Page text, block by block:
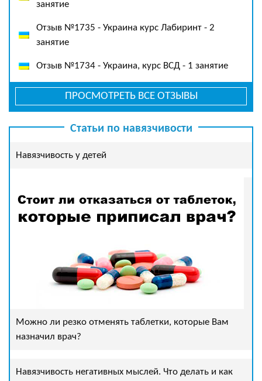
занятие
Отзыв №1735 - Украина курс Лабиринт - 2
занятие
Отзыв №1734 - Украина, курс ВСД - 1 занятие
ПРОСМОТРЕТЬ ВСЕ ОТЗЫВЫ
Статьи по навязчивости
Навязчивость у детей
Можно ли резко отменять таблетки, которые Вам
назначил врач?
Навязчивость негативных мыслей. Что делать и как